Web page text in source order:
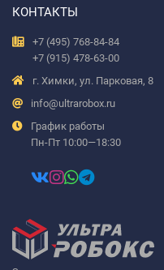
КОНТАКТЫ
+7 (495) 768-84-84
+7 (915) 478-63-00
г. Химки, ул. Парковая, 8
info@ultrarobox.ru
График работы
Пн-Пт 10:00—18:30